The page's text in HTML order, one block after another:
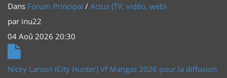
Dans Forum Principal / Actus (TV, vidéo, web)
par inu22
04 Aoû 2026 20:30
Nicky Larson (City Hunter) Vf Mangas 2026 pour la diffusion